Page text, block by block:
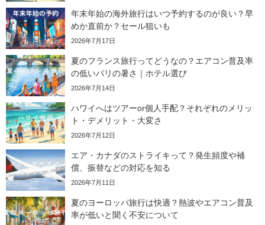
年末年始の海外旅行はいつ予約するのが良い？早
めか直前か？セール狙いも
2026年7月17日
夏のフランス旅行ってどうなの？エアコン普及率
の低いパリの暑さ｜ホテル選び
2026年7月14日
ハワイへはツアーor個人手配？それぞれのメリッ
ト・デメリット・大変さ
2026年7月12日
エア・カナダのストライキって？発生頻度や補
償、振替などの対応を知る
2026年7月11日
夏のヨーロッパ旅行は快適？熱波やエアコン普及
率が低いと聞く不安について